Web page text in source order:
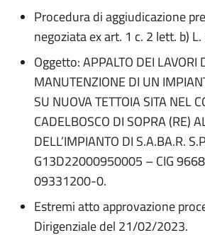
Procedura di aggiudicazione
negoziata ex art. 1 c. 2 lett. b)
Oggetto: APPALTO DEI LAVORI
MANUTENZIONE DI UN
SU NUOVA TETTOIA SITA NEL
CADELBOSCO DI SOPRA (RE)
DELL’IMPIANTO DI S.A.BA.R.
G13D22000950005 – CIG
09331200-0.
Estremi atto approvazione
Dirigenziale del 21/02/2023.